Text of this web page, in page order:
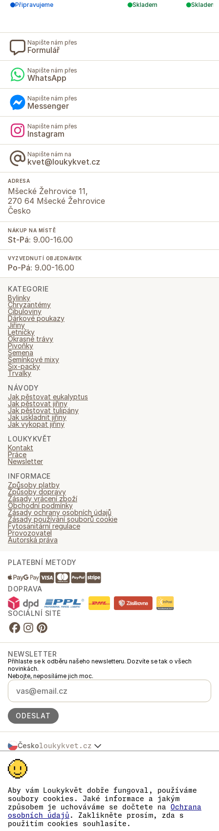
Aby vám Loukykvět dobře fungoval, používáme
soubory cookies. Jaké informace a jakým
způsobem je uchováváme se dočtete na
Ochrana
osobních údajů . Zaklikněte prosím, zda s
použitím cookies souhlasíte.
Připravujeme
Skladem
Skladem
Napište nám přes
Formulář
Napište nám přes
WhatsApp
Napište nám přes
Messenger
Napište nám přes
Instagram
Napište nám na
kvet@loukykvet.cz
ADRESA
Mšecké Žehrovice 11,
270 64 Mšecké Žehrovice
Česko
NÁKUP NA MÍSTĚ
St-Pá: 9.00-16.00
VYZVEDNUTÍ OBJEDNÁVEK
Po-Pá: 9.00-16.00
KATEGORIE
Bylinky
Chryzantémy
Cibuloviny
Dárkové poukazy
Jiřiny
Letničky
Okrasné trávy
Pivoňky
Semena
Semínkové mixy
Six-packy
Trvalky
NÁVODY
Jak pěstovat eukalyptus
Jak pěstovat jiřiny
Jak pěstovat tulipány
Jak uskladnit jiřiny
Jak vykopat jiřiny
LOUKYKVĚT
Kontakt
Práce
Newsletter
INFORMACE
Způsoby platby
Způsoby dopravy
Zásady vrácení zboží
Obchodní podmínky
Zásady ochrany osobních údajů
Zásady používání souborů cookie
Fytosanitární regulace
Provozovatel
Autorská práva
PLATEBNÍ METODY
DOPRAVA
SOCIÁLNÍ SÍTĚ
NEWSLETTER
Přihlaste se k odběru našeho newsletteru. Dozvíte se tak o všech
novinkách.
Nebojte, neposíláme jich moc.
ODESLAT
Českoloukykvet.cz
Polska
Österreich
Deutschland
France
België
Danmark
Eesti
© 2016 →
Loukykvět s.r.o. je zapsaný v OR u Městského soudu v Praze, oddíl C,
Jsme zapojeni v Systému sdruženého plněné EKO-KOM pod číslem
EKF00180493.
Pro vydávání RL pasů používáme registrační číslo 0636.
Naše IČ je 05663687, DIČ CZ05663687.
Datová schránka má ID eng827q.
Číslo EORI je CZ05663687.